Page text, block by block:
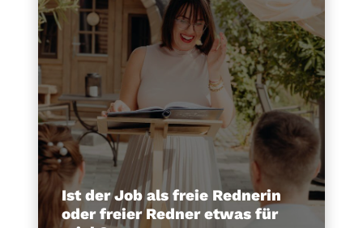
Ist der Job als freie Rednerin
oder freier Redner etwas für